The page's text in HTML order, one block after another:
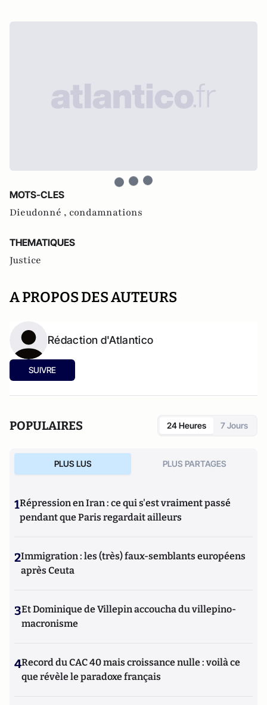
MOTS-CLES
Dieudonné , condamnations
THEMATIQUES
Justice
A PROPOS DES AUTEURS
Rédaction d'Atlantico
SUIVRE
POPULAIRES 24 Heures 7 Jours
PLUS LUS PLUS PARTAGES
1Répression en Iran : ce qui s'est vraiment passé
pendant que Paris regardait ailleurs
2Immigration : les (très) faux-semblants européens
après Ceuta
3Et Dominique de Villepin accoucha du villepino-
macronisme
4Record du CAC 40 mais croissance nulle : voilà ce
que révèle le paradoxe français